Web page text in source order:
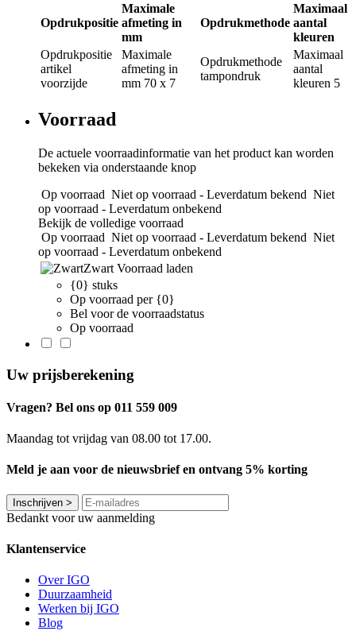
Opdrukpositie
Maximale
afmeting in
mm
Opdrukmethode
Maximaal
aantal
kleuren
Opdrukpositie
artikel
voorzijde
Maximale
afmeting in
mm 70 x 7
Opdrukmethode
tampondruk
Maximaal
aantal
kleuren 5
Voorraad
De actuele voorraadinformatie van het product kan worden
bekeken via onderstaande knop
Op voorraad Niet op voorraad - Leverdatum bekend Niet
op voorraad - Leverdatum onbekend
Bekijk de volledige voorraad
Op voorraad Niet op voorraad - Leverdatum bekend Niet
op voorraad - Leverdatum onbekend
Zwart Voorraad laden
{0} stuks
Op voorraad per {0}
Bel voor de voorraadstatus
Op voorraad
Uw prijsberekening
Vragen? Bel ons op 011 559 009
Maandag tot vrijdag van 08.00 tot 17.00.
Meld je aan voor de nieuwsbrief en ontvang 5% korting
Inschrijven >
Bedankt voor uw aanmelding
Klantenservice
Over IGO
Duurzaamheid
Werken bij IGO
Blog